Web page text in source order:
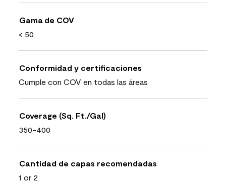
Gama de COV
< 50
Conformidad y certificaciones
Cumple con COV en todas las áreas
Coverage (Sq. Ft./Gal)
350-400
Cantidad de capas recomendadas
1 or 2